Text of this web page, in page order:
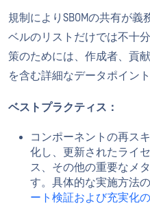
規制によりSBOMの共有が
ベルのリストだけでは不十
策のためには、作成者、貢
を含む詳細なデータポイン
ベストプラクティス：
コンポーネントの再ス
化し、更新されたライ
ス、その他の重要なメ
す。具体的な実施方法の
ート検証および充実化